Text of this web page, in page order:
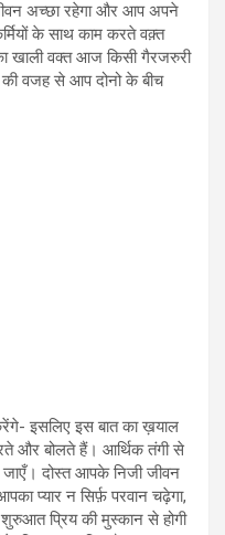
अच्छा रहेगा और आप अपने
के साथ काम करते वक़्त
खाली वक्त आज किसी गैरजरुरी
वजह से आप दोनो के बीच
इसलिए इस बात का ख़याल
और बोलते हैं। आर्थिक तंगी से
दोस्त आपके निजी जीवन
प्यार न सिर्फ़ परवान चढ़ेगा,
प्रिय की मुस्कान से होगी